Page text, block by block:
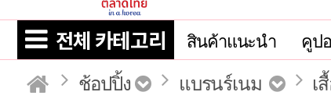
전체 카테고리 สินค้าแนะนำ คูป
ช้อปปิ้ง แบรนร์เนม เ